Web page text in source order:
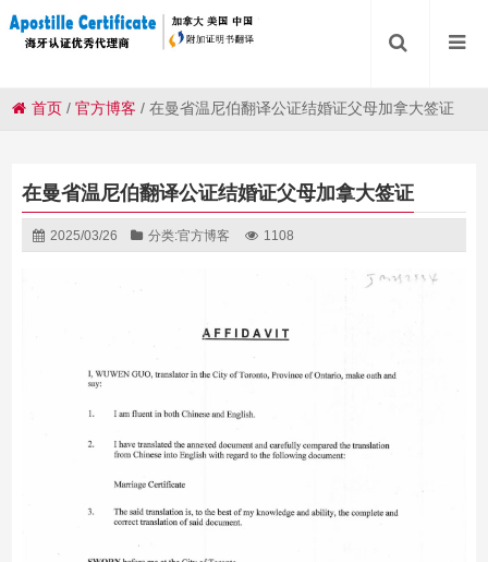
首页 /官方博客 /在曼省温尼伯翻译公证结婚证父母加拿大签证
在曼省温尼伯翻译公证结婚证父母加拿大签证
2025/03/26 分类:官方博客 1108